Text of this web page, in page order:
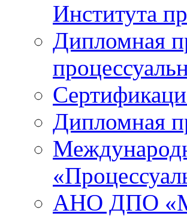
Института
Дипломная
Дипломная
АНО ДПО